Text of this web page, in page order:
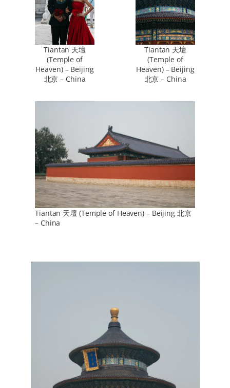
Tiantan 天壇
(Temple of
Heaven) – Beijing
北京 – China
Tiantan 天壇
(Temple of
Heaven) – Beijing
北京 – China
Tiantan 天壇 (Temple of Heaven) – Beijing 北京
– China